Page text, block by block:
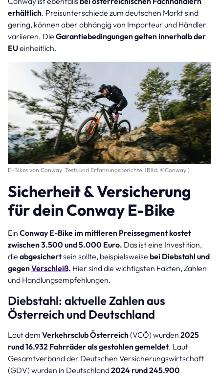
erhältlich. Preisunterschiede zum deutschen Markt sind
gering, können aber abhängig von Importeur und Händler
variieren. Die Garantiebedingungen gelten innerhalb der
EUeinheitlich.
E-Bikes von Conway: Tests und Erfahrungsberichte. (Bild: ©Conway )
Sicherheit & Versicherung
für dein Conway E-Bike
Ein Conway E-Bike im mittleren Preissegment kostet
zwischen 3.500 und 5.000 Euro. Das ist eine Investition,
die abgesichertsein sollte, beispielsweise bei Diebstahl und
gegenVerschleiß. Hier sind die wichtigsten Fakten, Zahlen
und Handlungsempfehlungen.
Diebstahl: aktuelle Zahlen aus
Österreich und Deutschland
Laut dem Verkehrsclub Österreich(VCÖ) wurden 2025
rund 16.932 Fahrräder als gestohlen gemeldet. Laut
Gesamtverband der Deutschen Versicherungswirtschaft
(GDV) wurden in Deutschland2024 rund 245.900